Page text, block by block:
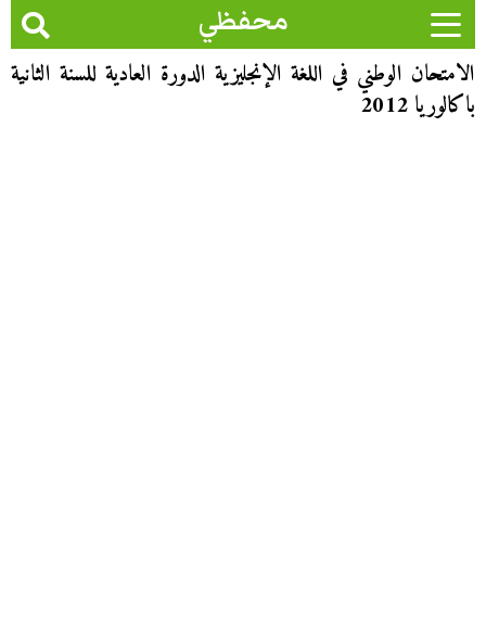
محفظي
الامتحان الوطني في اللغة الإنجليزية الدورة العادية للسنة الثانية
باكالوريا 2012